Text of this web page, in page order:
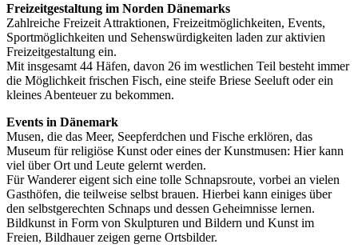
Freizeitgestaltung im Norden Dänemarks
Zahlreiche Freizeit Attraktionen, Freizeitmöglichkeiten, Events,
Sportmöglichkeiten und Sehenswürdigkeiten laden zur aktivien
Freizeitgestaltung ein.
Mit insgesamt 44 Häfen, davon 26 im westlichen Teil besteht immer
die Möglichkeit frischen Fisch, eine steife Briese Seeluft oder ein
kleines Abenteuer zu bekommen.
Events in Dänemark
Musen, die das Meer, Seepferdchen und Fische erklören, das
Museum für religiöse Kunst oder eines der Kunstmusen: Hier kann
viel über Ort und Leute gelernt werden.
Für Wanderer eigent sich eine tolle Schnapsroute, vorbei an vielen
Gasthöfen, die teilweise selbst brauen. Hierbei kann einiges über
den selbstgerechten Schnaps und dessen Geheimnisse lernen.
Bildkunst in Form von Skulpturen und Bildern und Kunst im
Freien, Bildhauer zeigen gerne Ortsbilder.